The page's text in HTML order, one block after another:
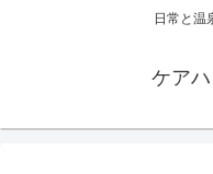
日常と温
ケア